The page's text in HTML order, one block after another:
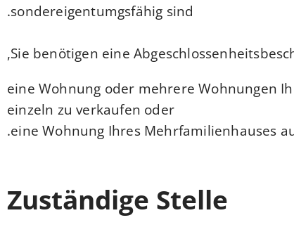
sondereigentumgsfähig sind.
Sie benötigen eine
eine Wohnung oder mehrere Wohnungen
einzeln zu verkaufen oder
eine Wohnung Ihres Mehrfamilienhauses
Zuständige Stelle